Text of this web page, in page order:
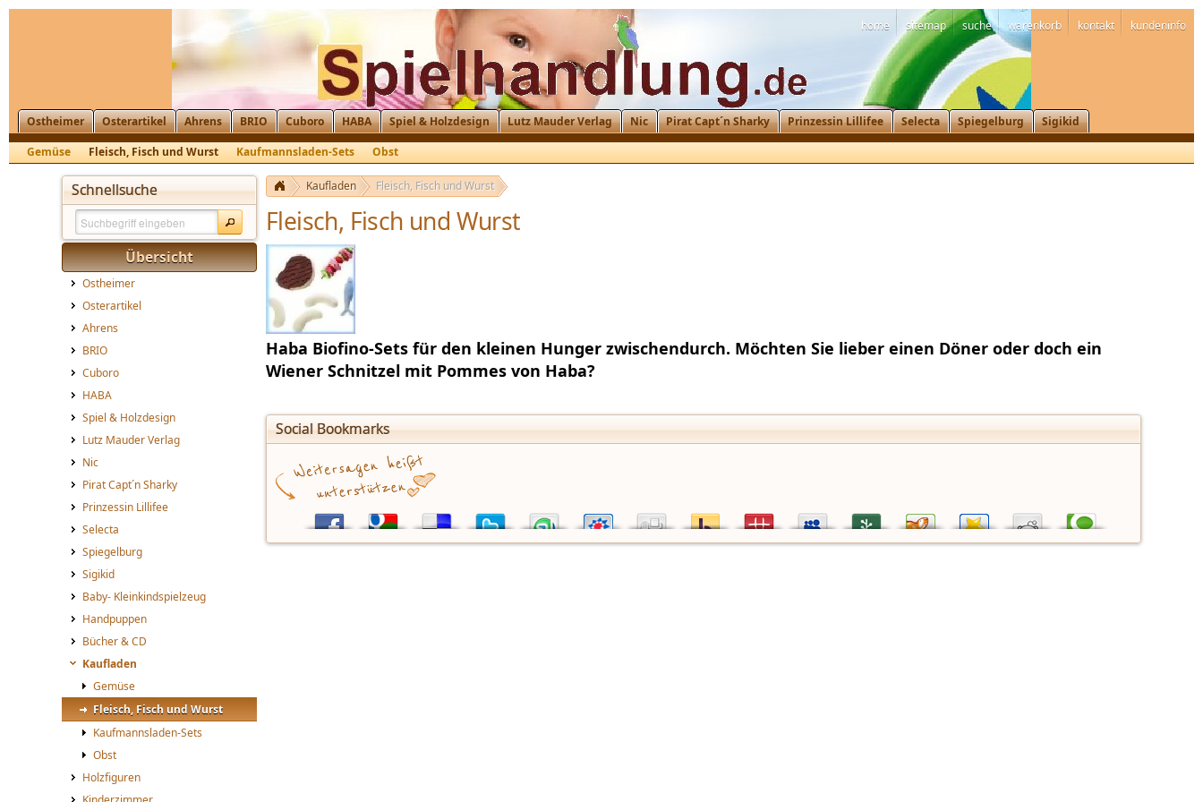
home sitemap suche warenkorb kontakt kundeninfo
Ostheimer Osterartikel Ahrens BRIO Cuboro HABA Spiel & Holzdesign Lutz Mauder Verlag Nic Pirat Capt´n Sharky Prinzessin Lillifee Selecta Spiegelburg
Sigikid
Gemüse
Fleisch, Fisch und Wurst Kaufmannsladen-Sets Obst
Schnellsuche
Übersicht
Ostheimer
Osterartikel
Ahrens
BRIO
Cuboro
HABA
Spiel & Holzdesign
Lutz Mauder Verlag
Nic
Pirat Capt´n Sharky
Prinzessin Lillifee
Selecta
Spiegelburg
Sigikid
Baby- Kleinkindspielzeug
Handpuppen
Bücher & CD
Kaufladen
Gemüse
Fleisch, Fisch und Wurst
Kaufmannsladen-Sets
Obst
Holzfiguren
Kaufladen Fleisch, Fisch und Wurst
Fleisch, Fisch und Wurst
Haba Biofino-Sets für den kleinen Hunger zwischendurch. Möchten Sie lieber einen Döner oder doch ein
Wiener Schnitzel mit Pommes von Haba?
Social Bookmarks